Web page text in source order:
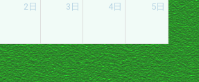
2日 3日 4日 5日